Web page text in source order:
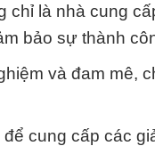
chỉ là nhà cung
bảo sự thành
và đam mê,
cung cấp các